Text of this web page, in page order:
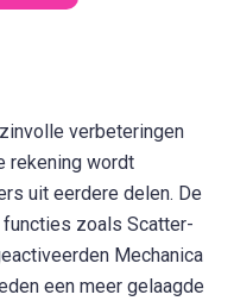
verbeteringen
rekening wordt
uit eerdere delen. De
zoals Scatter-
en Mechanica
een meer gelaagde